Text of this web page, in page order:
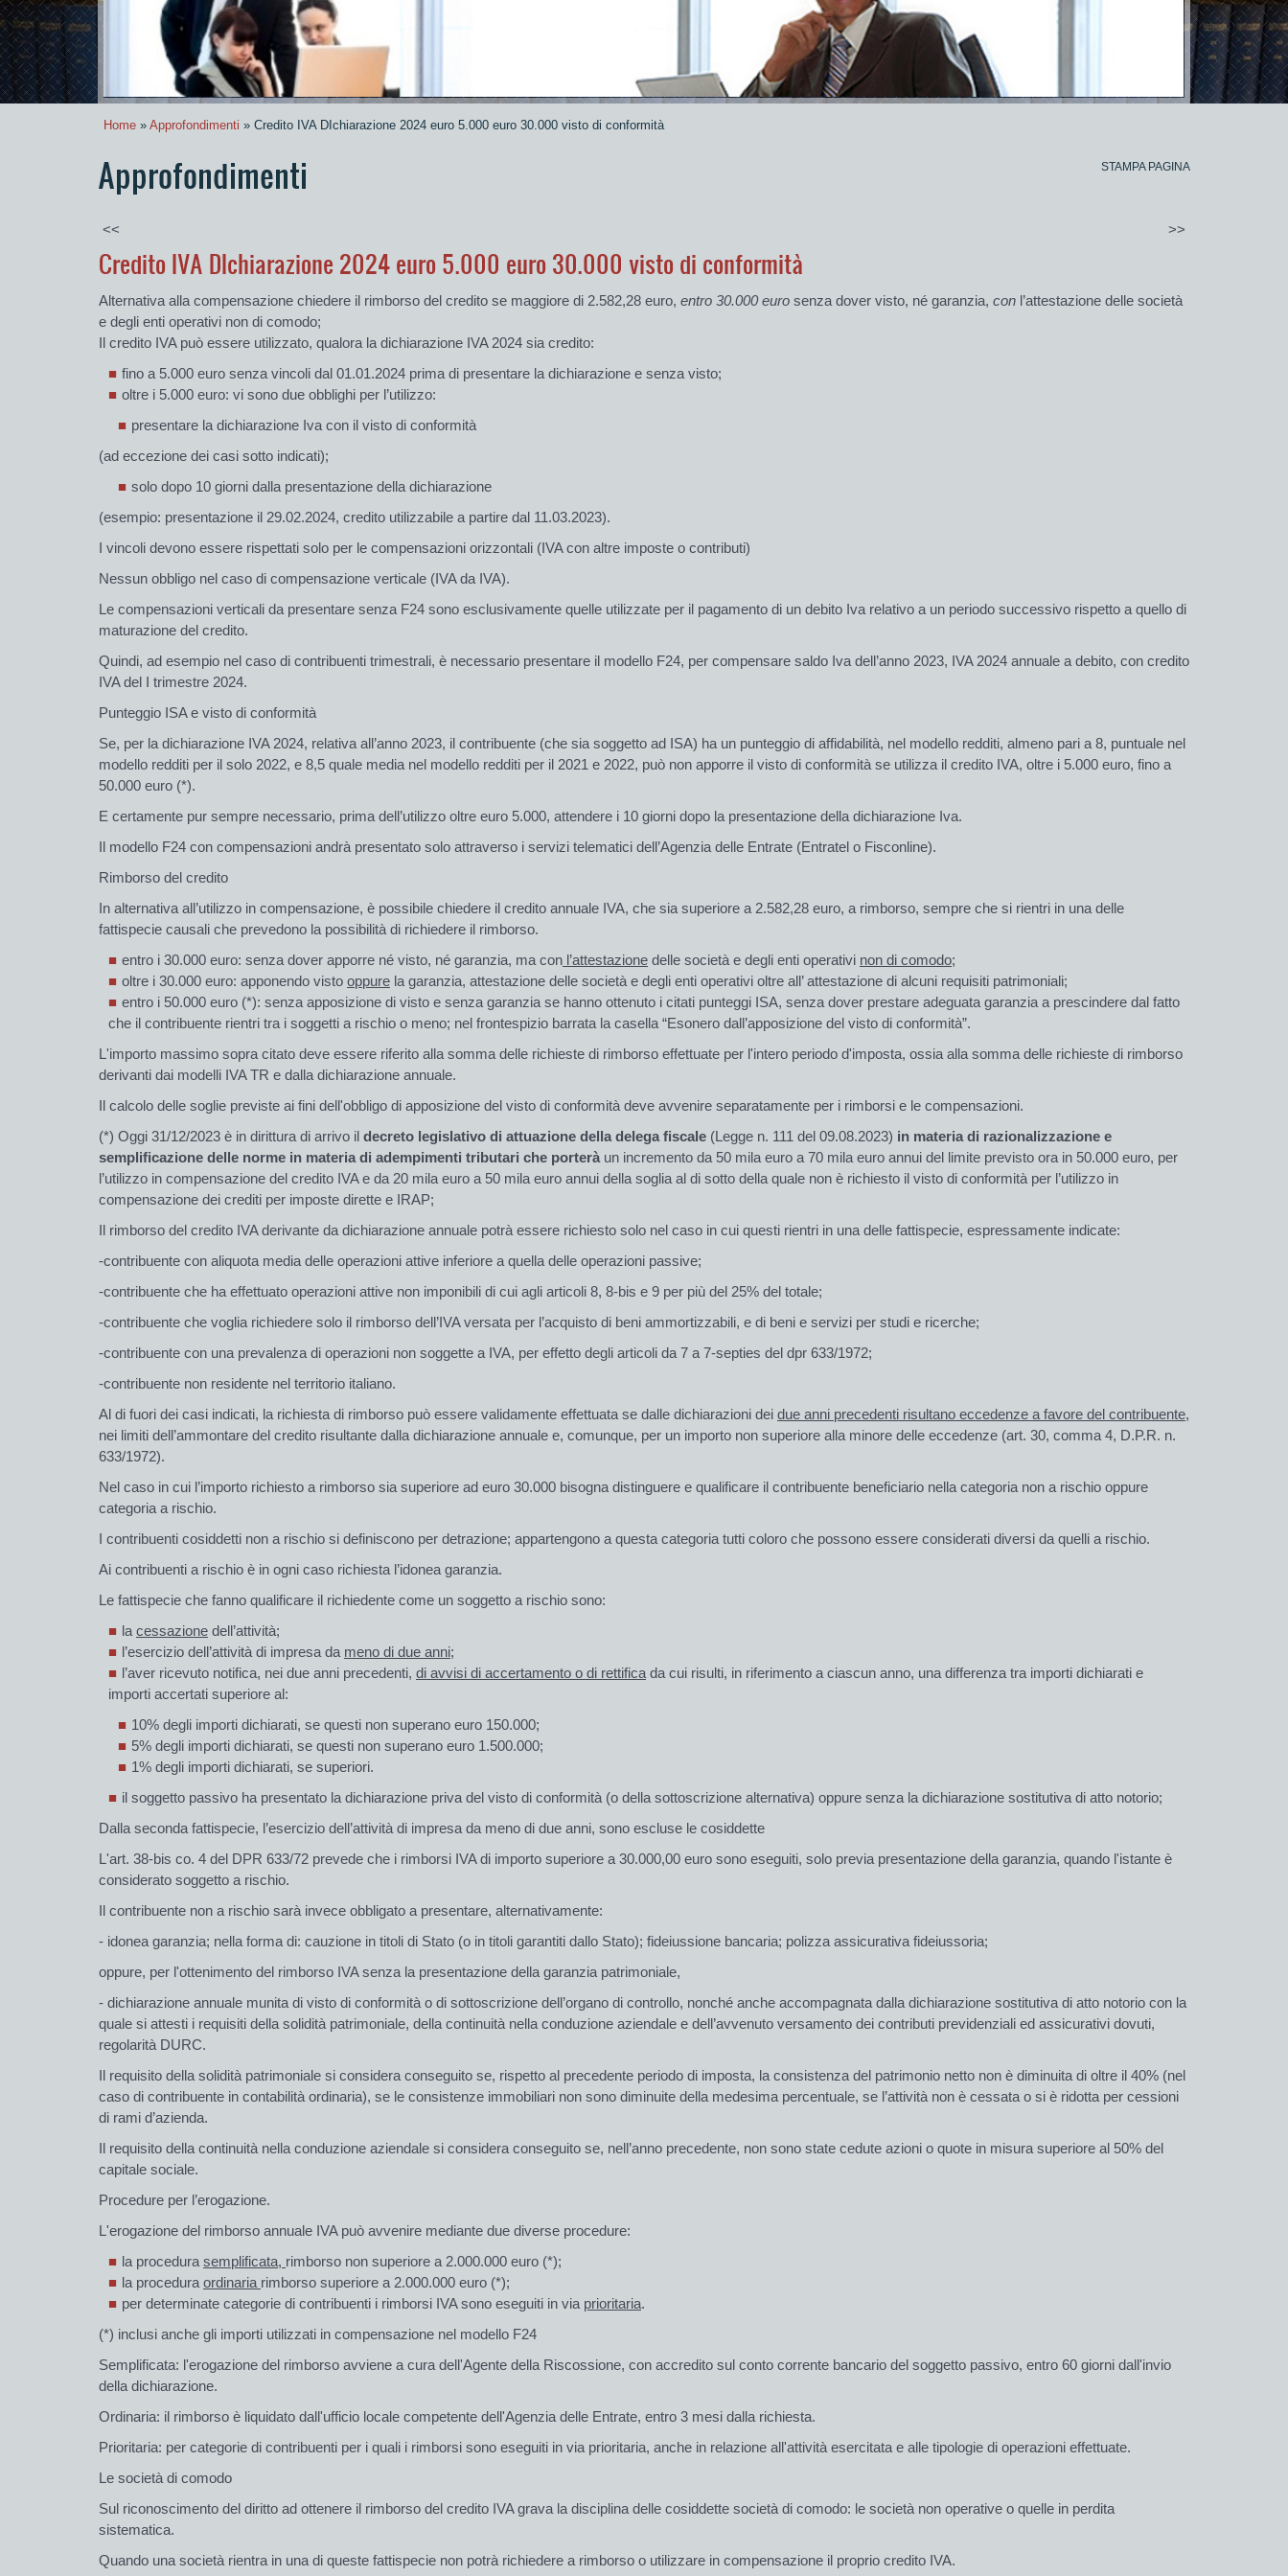
Home » Approfondimenti » Credito IVA DIchiarazione 2024 euro 5.000 euro 30.000 visto di conformità
Approfondimenti STAMPA PAGINA
<< >>
Credito IVA DIchiarazione 2024 euro 5.000 euro 30.000 visto di conformità
Alternativa alla compensazione chiedere il rimborso del credito se maggiore di 2.582,28 euro, entro 30.000 euro senza dover visto, né garanzia, con l’attestazione delle società
e degli enti operativi non di comodo;
Il credito IVApuò essere utilizzato, qualora la dichiarazione IVA 2024 sia credito:
fino a 5.000 euro senza vincoli dal 01.01.2024 prima di presentare la dichiarazione e senza visto;
oltre i 5.000 euro: vi sono due obblighi per l’utilizzo:
presentare la dichiarazione Iva con il visto di conformità
(ad eccezione dei casi sotto indicati);
solo dopo 10 giorni dalla presentazione della dichiarazione
(esempio: presentazione il 29.02.2024, credito utilizzabile a partire dal 11.03.2023).
I vincoli devono essere rispettati solo per le compensazioni orizzontali (IVA con altre imposte o contributi)
Nessun obbligo nel caso di compensazione verticale (IVA da IVA).
Le compensazioni verticali da presentare senza F24 sono esclusivamente quelle utilizzate per il pagamento di un debito Iva relativo a un periodo successivo rispetto a quello di
maturazione del credito.
Quindi, ad esempio nel caso di contribuenti trimestrali, è necessario presentare il modello F24, per compensare saldo Iva dell’anno 2023, IVA 2024 annuale a debito, con credito
IVA del I trimestre 2024.
Punteggio ISA e visto di conformità
Se, per la dichiarazione IVA 2024, relativa all’anno 2023, il contribuente (che sia soggetto ad ISA) ha un punteggio di affidabilità, nel modello redditi, almeno pari a 8, puntuale nel
modello redditi per il solo 2022, e 8,5 quale media nel modello redditi per il 2021 e 2022, può non apporre il visto di conformità se utilizza il credito IVA, oltre i 5.000 euro, fino a
50.000 euro (*).
E certamente pur sempre necessario, prima dell’utilizzo oltre euro 5.000, attendere i 10 giorni dopo la presentazione della dichiarazione Iva.
Il modello F24 con compensazioni andrà presentato solo attraverso i servizi telematici dell’Agenzia delle Entrate (Entratel o Fisconline).
Rimborso del credito
In alternativa all’utilizzo in compensazione, è possibile chiedere il credito annuale IVA, che sia superiore a 2.582,28 euro, a rimborso, sempre che si rientri in una delle
fattispecie causali che prevedono la possibilità di richiedere il rimborso.
entro i 30.000 euro: senza dover apporre né visto, né garanzia, ma con l’attestazione delle società e degli enti operativi non di comodo;
oltre i 30.000 euro: apponendo visto oppure la garanzia, attestazione delle società e degli enti operativi oltre all’ attestazione di alcuni requisiti patrimoniali;
entro i 50.000 euro (*): senza apposizione di visto e senza garanzia se hanno ottenuto i citati punteggi ISA, senza dover prestare adeguata garanzia a prescindere dal fatto
che il contribuente rientri tra i soggetti a rischio o meno; nel frontespizio barrata la casella “Esonero dall’apposizione del visto di conformità”.
L'importo massimo sopra citato deve essere riferito alla somma delle richieste di rimborso effettuate per l'intero periodo d'imposta, ossia alla somma delle richieste di rimborso
derivanti dai modelli IVA TR e dalla dichiarazione annuale.
Il calcolo delle soglie previste ai fini dell'obbligo di apposizione del visto di conformità deve avvenire separatamente per i rimborsi e le compensazioni.
(*) Oggi 31/12/2023 è in dirittura di arrivo il decreto legislativo di attuazione della delega fiscale (Legge n. 111 del 09.08.2023) in materia di razionalizzazione e
semplificazione delle norme in materia di adempimenti tributari che porterà un incremento da 50 mila euro a 70 mila euro annui del limite previsto ora in 50.000 euro, per
l’utilizzo in compensazione del credito IVA e da 20 mila euro a 50 mila euro annui della soglia al di sotto della quale non è richiesto il visto di conformità per l’utilizzo in
compensazione dei crediti per imposte dirette e IRAP;
Il rimborso del credito IVA derivante da dichiarazione annuale potrà essere richiesto solo nel caso in cui questi rientri in una delle fattispecie, espressamente indicate:
-contribuente con aliquota media delle operazioni attive inferiore a quella delle operazioni passive;
-contribuente che ha effettuato operazioni attive non imponibili di cui agli articoli 8, 8-bis e 9 per più del 25% del totale;
-contribuente che voglia richiedere solo il rimborso dell’IVA versata per l’acquisto di beni ammortizzabili, e di beni e servizi per studi e ricerche;
-contribuente con una prevalenza di operazioni non soggette a IVA, per effetto degli articoli da 7 a 7-septies del dpr 633/1972;
-contribuente non residente nel territorio italiano.
Al di fuori dei casi indicati, la richiesta di rimborso può essere validamente effettuata se dalle dichiarazioni dei due anni precedenti risultano eccedenze a favore del contribuente,
nei limiti dell’ammontare del credito risultante dalla dichiarazione annuale e, comunque, per un importo non superiore alla minore delle eccedenze (art. 30, comma 4, D.P.R. n.
633/1972).
Nel caso in cui l’importo richiesto a rimborso sia superiore ad euro 30.000 bisogna distinguere e qualificare il contribuente beneficiario nella categoria non a rischio oppure
categoria a rischio.
I contribuenti cosiddetti non a rischio si definiscono per detrazione; appartengono a questa categoria tutti coloro che possono essere considerati diversi da quelli a rischio.
Ai contribuenti a rischio è in ogni caso richiesta l’idonea garanzia.
Le fattispecie che fanno qualificare il richiedente come un soggetto a rischio sono:
la cessazione dell’attività;
l’esercizio dell’attività di impresa da meno di due anni;
l’aver ricevuto notifica, nei due anni precedenti, di avvisi di accertamento o di rettifica da cui risulti, in riferimento a ciascun anno, una differenza tra importi dichiarati e
importi accertati superiore al:
10% degli importi dichiarati, se questi non superano euro 150.000;
5% degli importi dichiarati, se questi non superano euro 1.500.000;
1% degli importi dichiarati, se superiori.
il soggetto passivo ha presentato la dichiarazione priva del visto di conformità (o della sottoscrizione alternativa) oppure senza la dichiarazione sostitutiva di atto notorio;
Dalla seconda fattispecie, l’esercizio dell’attività di impresa da meno di due anni, sono escluse le cosiddette
L'art. 38-bis co. 4 del DPR 633/72 prevede che i rimborsi IVA di importo superiore a 30.000,00 euro sono eseguiti, solo previa presentazione della garanzia, quando l'istante è
considerato soggetto a rischio.
Il contribuente non a rischio sarà invece obbligato a presentare, alternativamente:
- idonea garanzia; nella forma di: cauzione in titoli di Stato (o in titoli garantiti dallo Stato); fideiussione bancaria; polizza assicurativa fideiussoria;
oppure, per l'ottenimento del rimborso IVA senza la presentazione della garanzia patrimoniale,
- dichiarazione annuale munita di visto di conformità o di sottoscrizione dell’organo di controllo, nonché anche accompagnata dalla dichiarazione sostitutiva di atto notorio con la
quale si attesti i requisiti della solidità patrimoniale, della continuità nella conduzione aziendale e dell’avvenuto versamento dei contributi previdenziali ed assicurativi dovuti,
regolarità DURC.
Il requisito della solidità patrimoniale si considera conseguito se, rispetto al precedente periodo di imposta, la consistenza del patrimonio netto non è diminuita di oltre il 40% (nel
caso di contribuente in contabilità ordinaria), se le consistenze immobiliari non sono diminuite della medesima percentuale, se l’attività non è cessata o si è ridotta per cessioni
di rami d’azienda.
Il requisito della continuità nella conduzione aziendale si considera conseguito se, nell’anno precedente, non sono state cedute azioni o quote in misura superiore al 50% del
capitale sociale.
Procedure per l’erogazione.
L'erogazione del rimborso annuale IVA può avvenire mediante due diverse procedure:
la procedura semplificata, rimborso non superiore a 2.000.000 euro (*);
la procedura ordinaria rimborso superiore a 2.000.000 euro (*);
per determinate categorie di contribuenti i rimborsi IVA sono eseguiti in via prioritaria.
(*) inclusi anche gli importi utilizzati in compensazione nel modello F24
Semplificata: l'erogazione del rimborso avviene a cura dell'Agente della Riscossione, con accredito sul conto corrente bancario del soggetto passivo, entro 60 giorni dall'invio
della dichiarazione.
Ordinaria: il rimborso è liquidato dall'ufficio locale competente dell'Agenzia delle Entrate, entro 3 mesi dalla richiesta.
Prioritaria: per categorie di contribuenti per i quali i rimborsi sono eseguiti in via prioritaria, anche in relazione all'attività esercitata e alle tipologie di operazioni effettuate.
Le società di comodo
Sul riconoscimento del diritto ad ottenere il rimborso del credito IVA grava la disciplina delle cosiddette società di comodo: le società non operative o quelle in perdita
sistematica.
Quando una società rientra in una di queste fattispecie non potrà richiedere a rimborso o utilizzare in compensazione il proprio credito IVA.